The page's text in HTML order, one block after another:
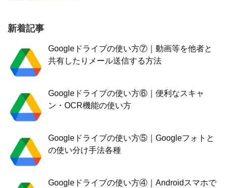
新着記事
Googleドライブの使い方⑦｜動画等を他者と
共有したりメール送信する方法
Googleドライブの使い方⑥｜便利なスキャ
ン・OCR機能の使い方
Googleドライブの使い方⑤｜Googleフォトと
の使い分け手法各種
Googleドライブの使い方④｜Androidスマホで